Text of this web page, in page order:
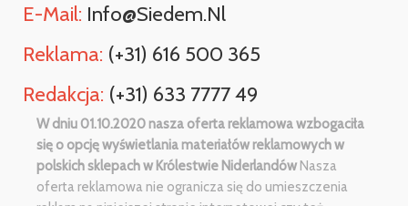
E-Mail: Info@siedem.nl
Reklama: (+31) 616 500 365
Redakcja: (+31) 633 7777 49
W dniu 01.10.2020 nasza oferta reklamowa wzbogaciła
się o opcję wyświetlania materiałów reklamowych w
polskich sklepach w Królestwie NiderlandówNasza
oferta reklamowa nie ogranicza się do umieszczenia